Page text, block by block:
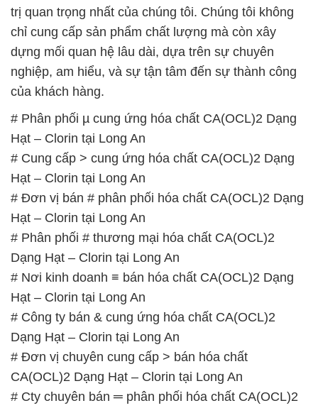
trị quan trọng nhất của chúng tôi. Chúng tôi không
chỉ cung cấp sản phẩm chất lượng mà còn xây
dựng mối quan hệ lâu dài, dựa trên sự chuyên
nghiệp, am hiểu, và sự tận tâm đến sự thành công
của khách hàng.
# Phân phối µ cung ứng hóa chất CA(OCL)2 Dạng
Hạt – Clorin tại Long An
# Cung cấp > cung ứng hóa chất CA(OCL)2 Dạng
Hạt – Clorin tại Long An
# Đơn vị bán # phân phối hóa chất CA(OCL)2 Dạng
Hạt – Clorin tại Long An
# Phân phối # thương mại hóa chất CA(OCL)2
Dạng Hạt – Clorin tại Long An
# Nơi kinh doanh ≡ bán hóa chất CA(OCL)2 Dạng
Hạt – Clorin tại Long An
# Công ty bán & cung ứng hóa chất CA(OCL)2
Dạng Hạt – Clorin tại Long An
# Đơn vị chuyên cung cấp > bán hóa chất
CA(OCL)2 Dạng Hạt – Clorin tại Long An
# Cty chuyên bán ═ phân phối hóa chất CA(OCL)2